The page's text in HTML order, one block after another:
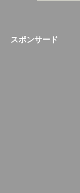
スポンサード